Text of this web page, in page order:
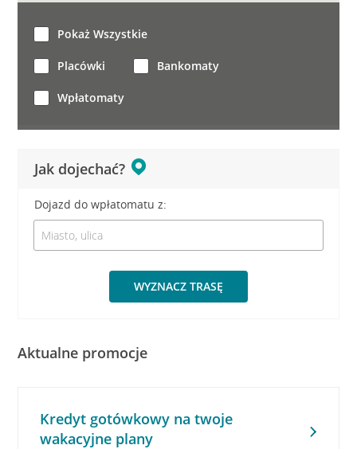
Jak dojechać?
Dojazd do wpłatomatu z:
WYZNACZ TRASĘ
Pokaż Wszystkie
Placówki Bankomaty
Wpłatomaty
Aktualne promocje
Kredyt gotówkowy na twoje
wakacyjne plany